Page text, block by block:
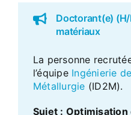
Doctorant(e)
matériaux
La personne
l’équipe Ingénierie
Métallurgie (ID2M).
Sujet :